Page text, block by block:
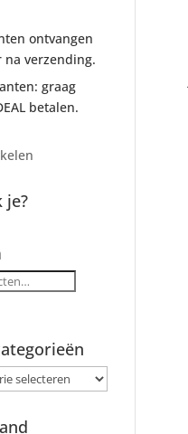
ontvangen
na verzending.
graag
betalen.
je?